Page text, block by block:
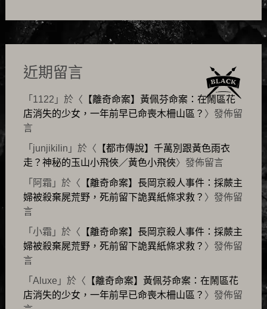
近期留言
「 1122 」於〈 【離奇命案】黃佩芬命案：在鬧區花
店消失的少女，一年前早已命喪木柵山區？ 〉發佈留
言
「 junjikilin 」於〈 【都市傳說】千萬別跟黃色雨衣
走？神秘的玉山小飛俠／黃色小飛俠〉發佈留言
「 阿霜 」於〈 【離奇命案】長岡京殺人事件：採蕨主
婦被殺棄屍荒野，死前留下詭異紙條求救？ 〉發佈留
言
「 小霜 」於〈 【離奇命案】長岡京殺人事件：採蕨主
婦被殺棄屍荒野，死前留下詭異紙條求救？ 〉發佈留
言
「 Aluxe 」於〈 【離奇命案】黃佩芬命案：在鬧區花
店消失的少女，一年前早已命喪木柵山區？ 〉發佈留